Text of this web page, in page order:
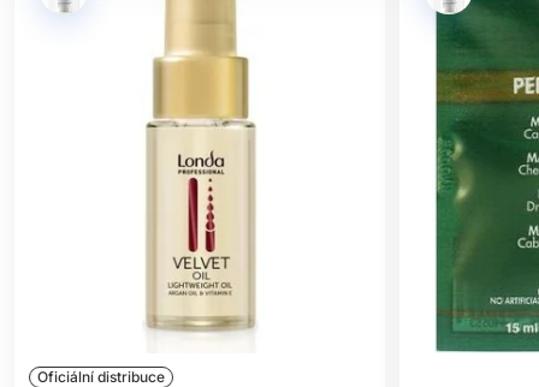
Oficiální distribuce